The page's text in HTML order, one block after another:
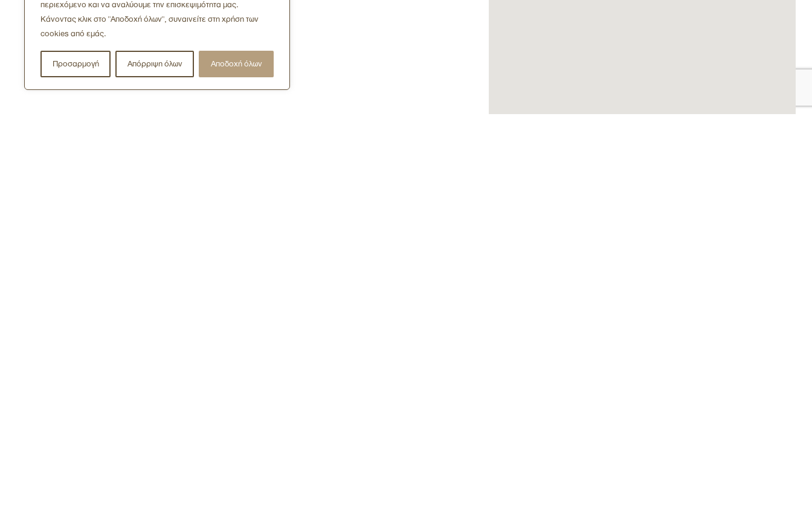
περιεχόμενο και να αναλύουμε την επισκεψιμότητα μας.
Κάνοντας κλικ στο "Αποδοχή όλων", συναινείτε στη χρήση των
cookies από εμάς.
Προσαρμογή Απόρριψη όλων Αποδοχή όλων